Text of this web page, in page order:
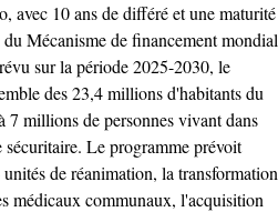
avec 10 ans de différé et une maturité
Mécanisme de financement mondial
sur la période 2025-2030, le
des 23,4 millions d'habitants du
7 millions de personnes vivant dans
Le programme prévoit
de réanimation, la transformation
médicaux communaux, l'acquisition